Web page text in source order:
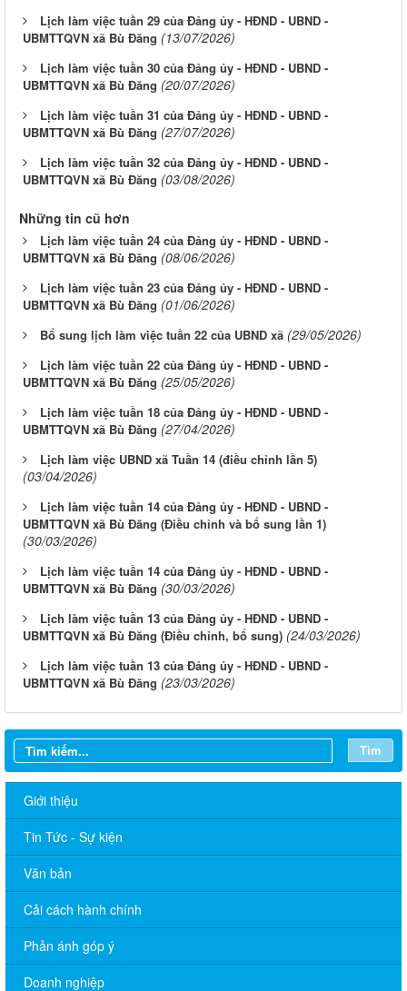
Lịch làm việc tuần 29 của Đảng ủy - HĐND - UBND -
UBMTTQVN xã Bù Đăng (13/07/2026)
Lịch làm việc tuần 30 của Đảng ủy - HĐND - UBND -
UBMTTQVN xã Bù Đăng (20/07/2026)
Lịch làm việc tuần 31 của Đảng ủy - HĐND - UBND -
UBMTTQVN xã Bù Đăng (27/07/2026)
Lịch làm việc tuần 32 của Đảng ủy - HĐND - UBND -
UBMTTQVN xã Bù Đăng (03/08/2026)
Những tin cũ hơn
Lịch làm việc tuần 24 của Đảng ủy - HĐND - UBND -
UBMTTQVN xã Bù Đăng (08/06/2026)
Lịch làm việc tuần 23 của Đảng ủy - HĐND - UBND -
UBMTTQVN xã Bù Đăng (01/06/2026)
Bổ sung lịch làm việc tuần 22 của UBND xã (29/05/2026)
Lịch làm việc tuần 22 của Đảng ủy - HĐND - UBND -
UBMTTQVN xã Bù Đăng (25/05/2026)
Lịch làm việc tuần 18 của Đảng ủy - HĐND - UBND -
UBMTTQVN xã Bù Đăng (27/04/2026)
Lịch làm việc UBND xã Tuần 14 (điều chỉnh lần 5)
(03/04/2026)
Lịch làm việc tuần 14 của Đảng ủy - HĐND - UBND -
UBMTTQVN xã Bù Đăng (Điều chỉnh và bổ sung lần 1)
(30/03/2026)
Lịch làm việc tuần 14 của Đảng ủy - HĐND - UBND -
UBMTTQVN xã Bù Đăng (30/03/2026)
Lịch làm việc tuần 13 của Đảng ủy - HĐND - UBND -
UBMTTQVN xã Bù Đăng (Điều chỉnh, bổ sung) (24/03/2026)
Lịch làm việc tuần 13 của Đảng ủy - HĐND - UBND -
UBMTTQVN xã Bù Đăng (23/03/2026)
Tìm
Giới thiệu
Tin Tức - Sự kiện
Văn bản
Cải cách hành chính
Phản ánh góp ý
Doanh nghiệp